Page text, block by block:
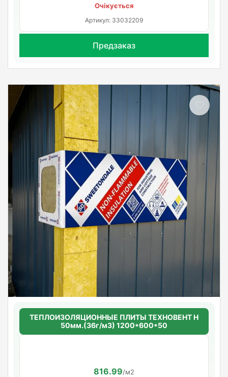
Очікується
Артикул: 33032209
Предзаказ
ТЕПЛОИЗОЛЯЦИОННЫЕ ПЛИТЫ ТЕХНОВЕНТ Н
50мм.(36г/м3) 1200*600*50
816.99/м2